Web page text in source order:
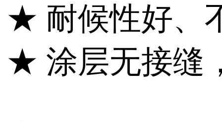
★ 耐候性好、
★ 涂层无接缝